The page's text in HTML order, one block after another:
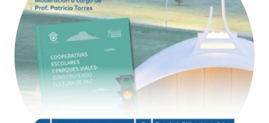
Proyectos
Nodos
Acerca de